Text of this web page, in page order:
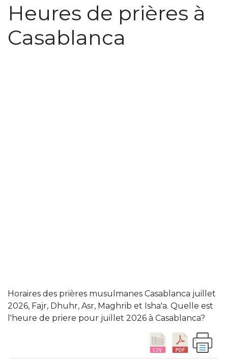
Heures de prières à
Casablanca
Horaires des prières musulmanes Casablanca juillet
2026, Fajr, Dhuhr, Asr, Maghrib et Isha'a. Quelle est
l'heure de priere pour juillet 2026 à Casablanca?